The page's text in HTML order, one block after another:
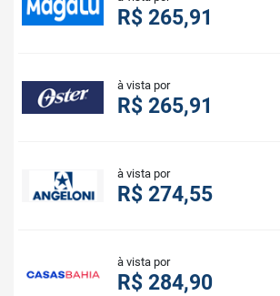
R$ 265,91
à vista por
R$ 265,91
à vista por
R$ 274,55
à vista por
R$ 284,90